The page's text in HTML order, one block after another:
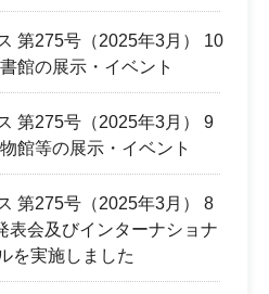
第275号（2025年3月） 10
館の展示・イベント
第275号（2025年3月） 9
館等の展示・イベント
第275号（2025年3月） 8
表会及びインターナショナ
を実施しました